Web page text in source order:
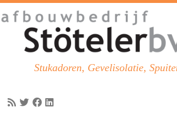
Stukadoren, Gevelisolatie,